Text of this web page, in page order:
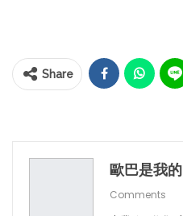
Share
歐巴是我的
Comments